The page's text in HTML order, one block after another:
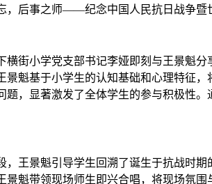
，后事之师——纪念中国人民抗日战争暨
横街小学党支部书记李娅即刻与王景魁
景魁基于小学生的认知基础和心理特征
题，显著激发了全体学生的参与积极性
，王景魁引导学生回溯了诞生于抗战时期
景魁带领现场师生即兴合唱，将现场氛